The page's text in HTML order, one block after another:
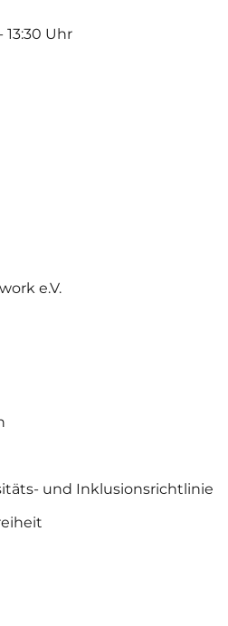
13:30 Uhr
e.V.
und Inklusionsrichtlinie